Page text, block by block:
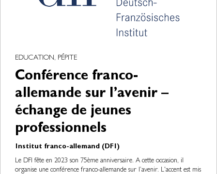
EDUCATION, PÉPITE
Conférence franco-
allemande sur l’avenir –
échange de jeunes
professionnels
Institut franco-allemand (DFI)
Le DFI fête en 2023 son 75ème anniversaire. A cette occasion, il
organise une conférence franco-allemande sur l’avenir. L'accent est mis